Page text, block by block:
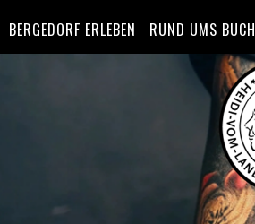
BERGEDORF ERLEBEN RUND UMS BUCH